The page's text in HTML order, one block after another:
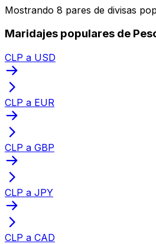
Mostrando 8 pares de divisas
Maridajes populares de
CLP a USD
CLP a EUR
CLP a GBP
CLP a JPY
CLP a CAD